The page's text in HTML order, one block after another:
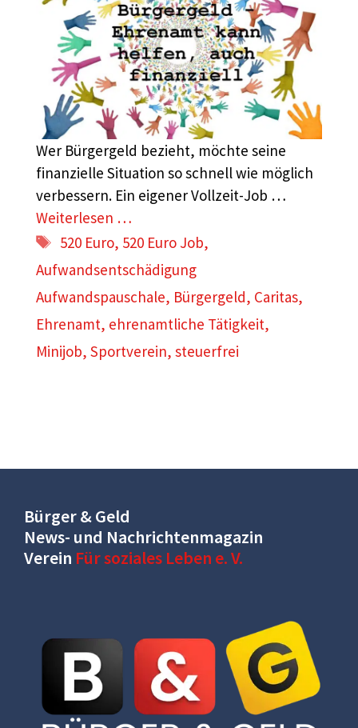
Wer Bürgergeld bezieht, möchte seine
finanzielle Situation so schnell wie möglich
verbessern. Ein eigener Vollzeit-Job …
Weiterlesen …
Schlagwörter
520 Euro, 520 Euro Job,
Aufwandsentschädigung
Aufwandspauschale, Bürgergeld, Caritas,
Ehrenamt, ehrenamtliche Tätigkeit,
Minijob, Sportverein, steuerfrei
Bürger & Geld
News- und Nachrichtenmagazin
Verein Für soziales Leben e. V.